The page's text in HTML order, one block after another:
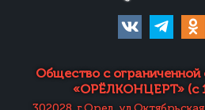
Общество с ограниченной
«ОРЁЛКОНЦЕРТ» (с